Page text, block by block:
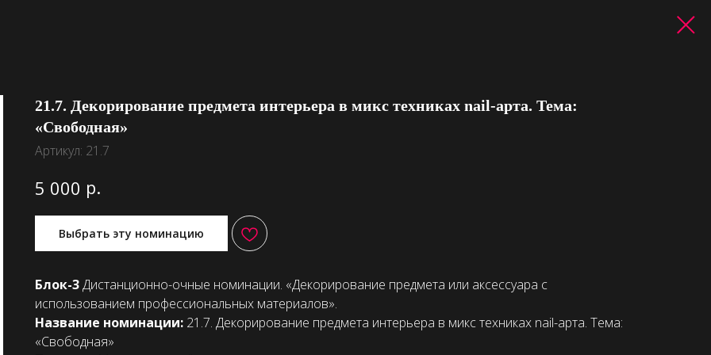
21.7. Декорирование предмета интерьера в микс техниках nail-арта. Тема:
«Свободная»
Артикул: 21.7
5 000 р.
Выбрать эту номинацию
Блок-3Дистанционно-очные номинации. «Декорирование предмета или аксессуара с
использованием профессиональных материалов».
Название номинации: 21.7. Декорирование предмета интерьера в микс техниках nail-арта. Тема:
«Свободная»